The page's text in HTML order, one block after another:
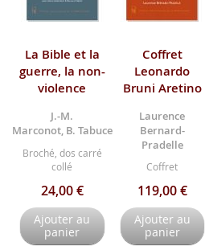
La Bible et la
guerre, la non-
violence
J.-M.
Marconot, B. Tabuce
Broché, dos carré
collé
24,00 €
Ajouter au
panier
Coffret
Leonardo
Bruni Aretino
Laurence
Bernard-
Pradelle
Coffret
119,00 €
Ajouter au
panier